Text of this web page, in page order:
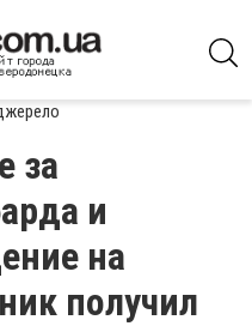
за
и
на
получил